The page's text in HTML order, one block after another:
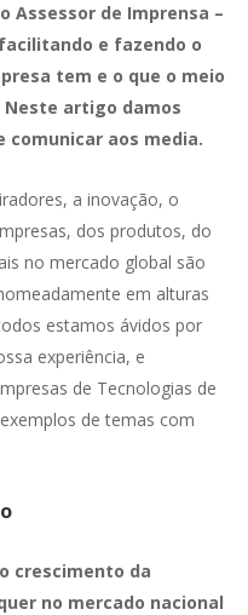
Assessor de Imprensa –
e fazendo o
tem e o que o meio
Neste artigo damos
comunicar aos media.
a inovação, o
dos produtos, do
no mercado global são
em alturas
estamos ávidos por
experiência, e
de Tecnologias de
de temas com
crescimento da
no mercado nacional